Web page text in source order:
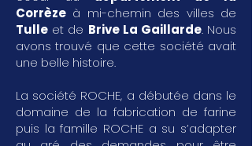
Corrèze à mi-chemin des villes de
Tulle et de Brive La Gaillarde. Nous
avons trouvé que cette société avait
une belle histoire.
La société ROCHE, a débutée dans le
domaine de la fabrication de farine
puis la famille ROCHE a su s’adapter